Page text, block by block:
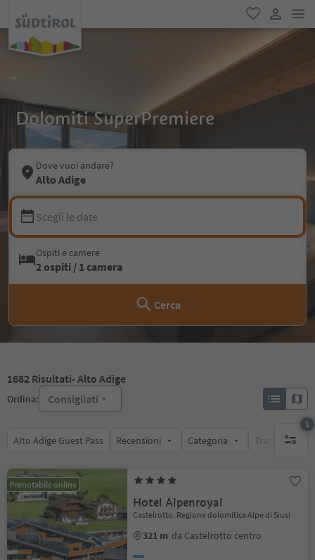
favoriti
user link
Dolomiti SuperPremiere
Dove vuoi andare?
Alto Adige
Scegli le date
Ospiti e camere
2 ospiti / 1 camera
Cerca
1682 Risultati- Alto Adige
Ordina: Consigliati
Alto Adige Guest Pass Recensioni Categoria Trattamento
1
1 filtro
Prenotabile online
Hotel Alpenroyal
Castelrotto, Regione dolomitica Alpe di Siusi
321 m da Castelrotto centro